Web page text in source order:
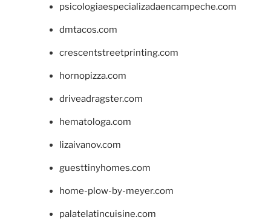
psicologiaespecializadaencampeche.com
dmtacos.com
crescentstreetprinting.com
hornopizza.com
driveadragster.com
hematologa.com
lizaivanov.com
guesttinyhomes.com
home-plow-by-meyer.com
palatelatincuisine.com